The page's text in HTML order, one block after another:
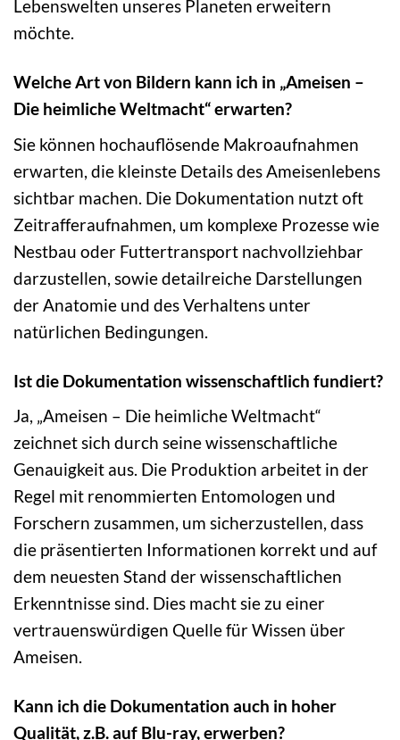
Lebenswelten unseres Planeten erweitern
möchte.
Welche Art von Bildern kann ich in „Ameisen –
Die heimliche Weltmacht“ erwarten?
Sie können hochauflösende Makroaufnahmen
erwarten, die kleinste Details des Ameisenlebens
sichtbar machen. Die Dokumentation nutzt oft
Zeitrafferaufnahmen, um komplexe Prozesse wie
Nestbau oder Futtertransport nachvollziehbar
darzustellen, sowie detailreiche Darstellungen
der Anatomie und des Verhaltens unter
natürlichen Bedingungen.
Ist die Dokumentation wissenschaftlich fundiert?
Ja, „Ameisen – Die heimliche Weltmacht“
zeichnet sich durch seine wissenschaftliche
Genauigkeit aus. Die Produktion arbeitet in der
Regel mit renommierten Entomologen und
Forschern zusammen, um sicherzustellen, dass
die präsentierten Informationen korrekt und auf
dem neuesten Stand der wissenschaftlichen
Erkenntnisse sind. Dies macht sie zu einer
vertrauenswürdigen Quelle für Wissen über
Ameisen.
Kann ich die Dokumentation auch in hoher
Qualität, z.B. auf Blu-ray, erwerben?